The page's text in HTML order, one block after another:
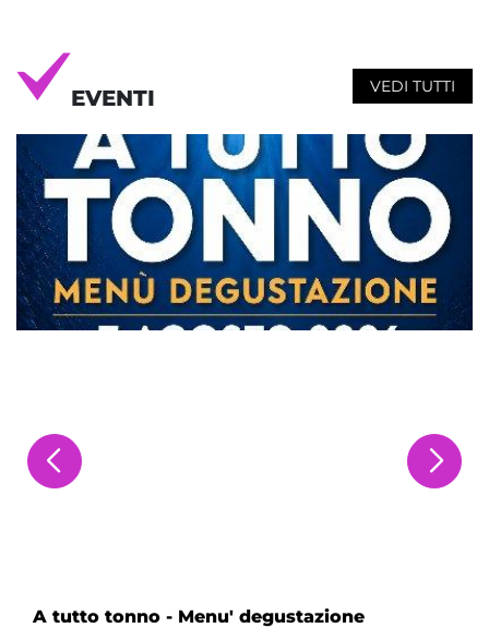
EVENTI VEDI TUTTI
A tutto tonno - Menu' degustazione